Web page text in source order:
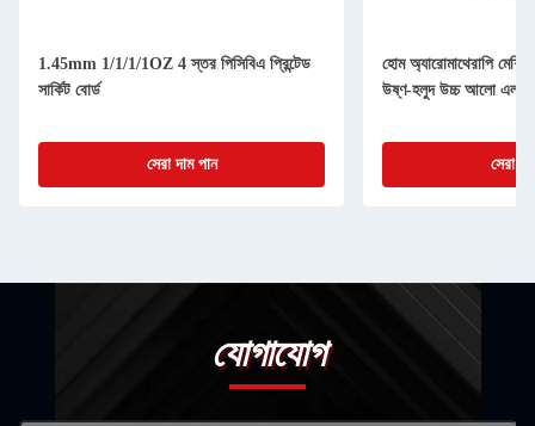
1.45mm 1/1/1/1OZ 4 স্তর পিসিবিএ প্রিন্টেড
সার্কিট বোর্ড
সেরা দাম পান
হোম অ্যারোমাথেরাপি
উষ্ণ-হলুদ উচ্চ আলো
সেরা
যোগাযোগ